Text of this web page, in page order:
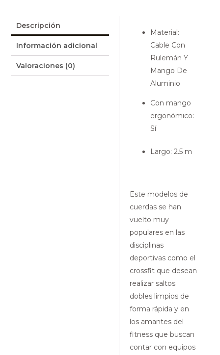
Descripción
Información adicional
Valoraciones (0)
Material:
Cable Con
Rulemán Y
Mango De
Aluminio
Con mango
ergonómico:
Sí
Largo: 2.5 m
Este modelos de
cuerdas se han
vuelto muy
populares en las
disciplinas
deportivas como el
crossfit que desean
realizar saltos
dobles limpios de
forma rápida y en
los amantes del
fitness que buscan
contar con equipos